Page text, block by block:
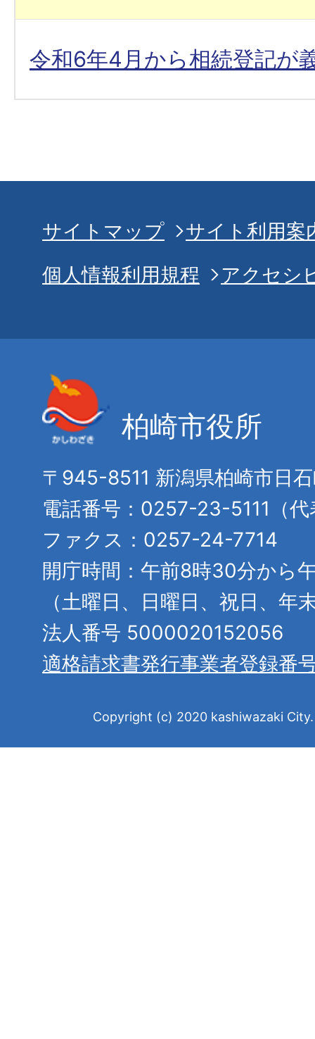
令和6年4月から相続登記が
サイトマップ
サイト利用案
個人情報利用規程
アクセシ
柏崎市役所
〒945-8511 新潟県柏崎市日
電話番号：0257-23-5111（代
ファクス：0257-24-7714
開庁時間：午前8時30分から
（土曜日、日曜日、祝日、年
法人番号 5000020152056
適格請求書発行事業者登録番
Copyright (c) 2020 kashiwazaki